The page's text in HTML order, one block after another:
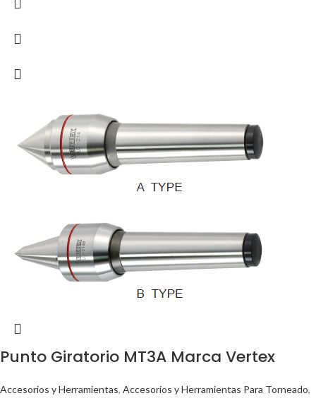
Punto Giratorio MT3A Marca Vertex
Accesorios y Herramientas, Accesorios y Herramientas Para Torneado,